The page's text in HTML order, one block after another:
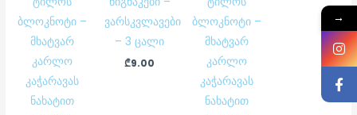
ბლოკნოტი –
მხატვარ
კარლო
კაჭარავას
ნახატით
ვარსკვლავები
– 3 ცალი
₾9.00
ბლოკნოტი –
მხატვარ
კარლო
კაჭარავას
ნახატით
→